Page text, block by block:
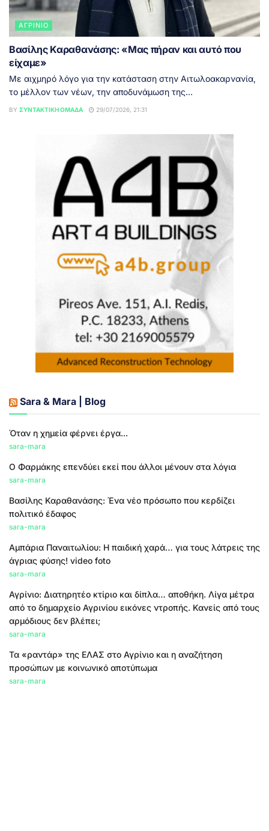
ΑΓΡΊΝΙΟ
Βασίλης Καραθανάσης: «Μας πήραν και αυτό που
είχαμε»
Με αιχμηρό λόγο για την κατάσταση στην Αιτωλοακαρνανία,
το μέλλον των νέων, την αποδυνάμωση της...
BY ΣΥΝΤΑΚΤΙΚΉ ΟΜΆΔΑ 29/07/2026, 21:31
Sara & Mara | Blog
Όταν η χημεία φέρνει έργα...
sara-mara
Ο Φαρμάκης επενδύει εκεί που άλλοι μένουν στα λόγια
sara-mara
Βασίλης Καραθανάσης: Ένα νέο πρόσωπο που κερδίζει
πολιτικό έδαφος
sara-mara
Αμπάρια Παναιτωλίου: Η παιδική χαρά… για τους λάτρεις της
άγριας φύσης! video foto
sara-mara
Αγρίνιο: Διατηρητέο κτίριο και δίπλα… αποθήκη. Λίγα μέτρα
από το δημαρχείο Αγρινίου εικόνες ντροπής. Κανείς από τους
αρμόδιους δεν βλέπει;
sara-mara
Τα «ραντάρ» της ΕΛΑΣ στο Αγρίνιο και η αναζήτηση
προσώπων με κοινωνικό αποτύπωμα
sara-mara